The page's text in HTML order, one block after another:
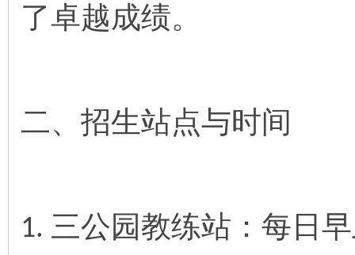
了卓越成绩。
二、招生站点与时间
1. 三公园教练站：每日